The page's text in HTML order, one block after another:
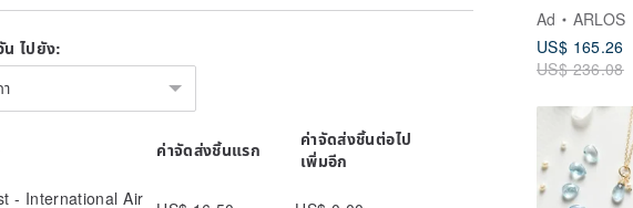
Ad
ARLOS
US$ 165.26
US$ 236.08
น ไปยัง:
ค่าจัดส่งชิ้นแรก
ค่าจัดส่งชิ้นต่อไป
เพิ่มอีก
- International Air